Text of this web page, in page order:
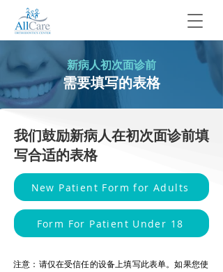
新病人初次面诊前
需要填写的表格
我们鼓励新病人在初次面诊前填
写合适的表格
New Patient Form for Adults
Form For Patient Under 18
注意：请仅在受信任的设备上填写此表单。如果您使